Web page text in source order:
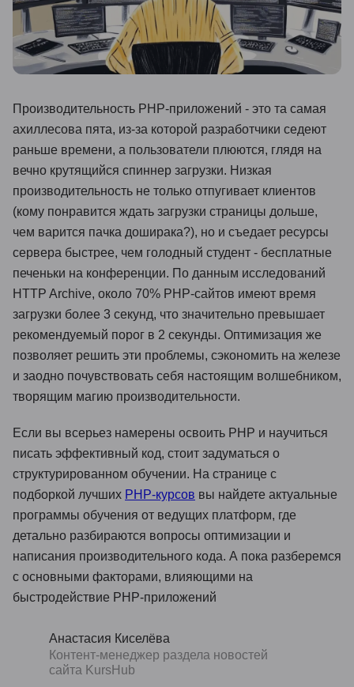
Производительность PHP-приложений - это та самая
ахиллесова пята, из-за которой разработчики седеют
раньше времени, а пользователи плюются, глядя на
вечно крутящийся спиннер загрузки. Низкая
производительность не только отпугивает клиентов
(кому понравится ждать загрузки страницы дольше,
чем варится пачка доширака?), но и съедает ресурсы
сервера быстрее, чем голодный студент - бесплатные
печеньки на конференции. По данным исследований
HTTP Archive, около 70% PHP-сайтов имеют время
загрузки более 3 секунд, что значительно превышает
рекомендуемый порог в 2 секунды. Оптимизация же
позволяет решить эти проблемы, сэкономить на железе
и заодно почувствовать себя настоящим волшебником,
творящим магию производительности.
Если вы всерьез намерены освоить PHP и научиться
писать эффективный код, стоит задуматься о
структурированном обучении. На странице с
подборкой лучших PHP-курсов вы найдете актуальные
программы обучения от ведущих платформ, где
детально разбираются вопросы оптимизации и
написания производительного кода. А пока разберемся
с основными факторами, влияющими на
быстродействие PHP-приложений
Анастасия Киселёва
Контент-менеджер раздела новостей
сайта KursHub
Акции и промокоды
Рейтинг онлайн-школ